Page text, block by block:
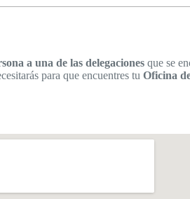
a una de las delegacionesque se
para que encuentres tu Oficina